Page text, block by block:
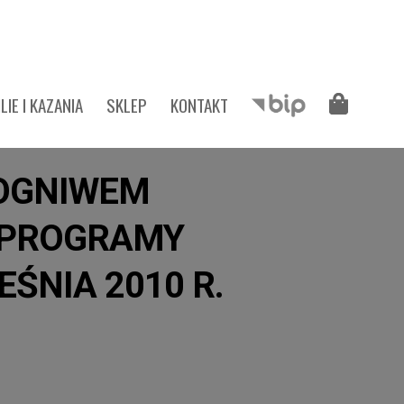
I KAZANIA SKLEP KONTAKT
2010 R.